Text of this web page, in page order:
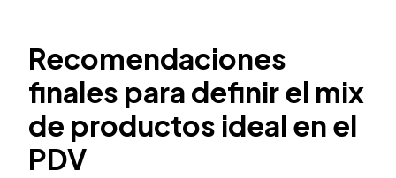
Recomendaciones
finales para definir el mix
de productos ideal en el
PDV